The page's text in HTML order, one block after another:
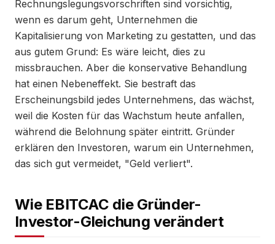
Rechnungslegungsvorschriften sind vorsichtig,
wenn es darum geht, Unternehmen die
Kapitalisierung von Marketing zu gestatten, und das
aus gutem Grund: Es wäre leicht, dies zu
missbrauchen. Aber die konservative Behandlung
hat einen Nebeneffekt. Sie bestraft das
Erscheinungsbild jedes Unternehmens, das wächst,
weil die Kosten für das Wachstum heute anfallen,
während die Belohnung später eintritt. Gründer
erklären den Investoren, warum ein Unternehmen,
das sich gut vermeidet, "Geld verliert".
Wie EBITCAC die Gründer-
Investor-Gleichung verändert